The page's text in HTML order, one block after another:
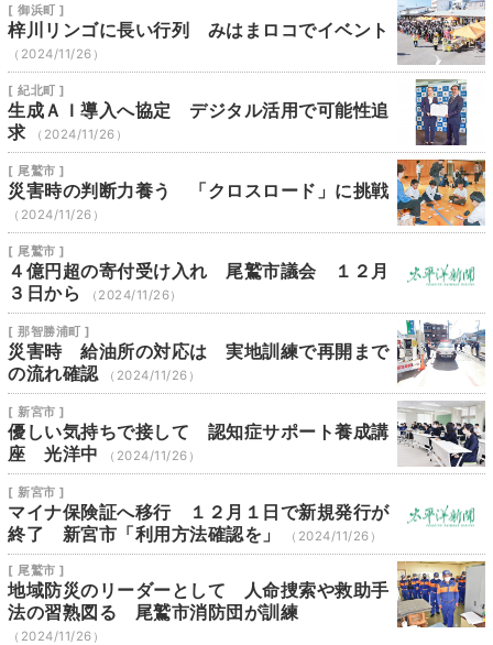
[ 御浜町 ]
梓川リンゴに長い行列 みはまロコでイベント
（2024/11/26）
[ 紀北町 ]
生成ＡＩ導入へ協定 デジタル活用で可能性追
求
（2024/11/26）
[ 尾鷲市 ]
災害時の判断力養う 「クロスロード」に挑戦
（2024/11/26）
[ 尾鷲市 ]
４億円超の寄付受け入れ 尾鷲市議会 １２月
３日から
（2024/11/26）
[ 那智勝浦町 ]
災害時 給油所の対応は 実地訓練で再開まで
の流れ確認
（2024/11/26）
[ 新宮市 ]
優しい気持ちで接して 認知症サポート養成講
座 光洋中
（2024/11/26）
[ 新宮市 ]
マイナ保険証へ移行 １２月１日で新規発行が
終了 新宮市「利用方法確認を」
（2024/11/26）
[ 尾鷲市 ]
地域防災のリーダーとして 人命捜索や救助手
法の習熟図る 尾鷲市消防団が訓練
（2024/11/26）